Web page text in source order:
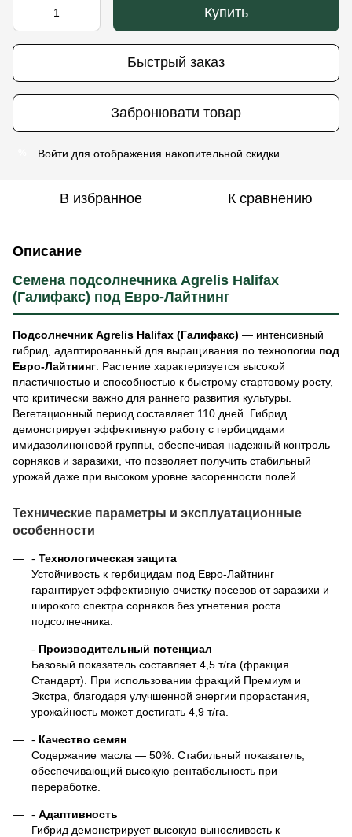
Купить
Быстрый заказ
Забронювати товар
Войти для отображения накопительной скидки
В избранное К сравнению
Описание
Семена подсолнечника Agrelis Halifax
(Галифакс) под Евро-Лайтнинг
Подсолнечник Agrelis Halifax (Галифакс) — интенсивный
гибрид, адаптированный для выращивания по технологии под
Евро-Лайтнинг . Растение характеризуется высокой
пластичностью и способностью к быстрому стартовому росту,
что критически важно для раннего развития культуры.
Вегетационный период составляет 110 дней. Гибрид
демонстрирует эффективную работу с гербицидами
имидазолиноновой группы, обеспечивая надежный контроль
сорняков и заразихи, что позволяет получить стабильный
урожай даже при высоком уровне засоренности полей.
Технические параметры и эксплуатационные
особенности
- Технологическая защита
Устойчивость к гербицидам под Евро-Лайтнинг
гарантирует эффективную очистку посевов от заразихи и
широкого спектра сорняков без угнетения роста
подсолнечника.
- Производительный потенциал
Базовый показатель составляет 4,5 т/га (фракция
Стандарт). При использовании фракций Премиум и
Экстра, благодаря улучшенной энергии прорастания,
урожайность может достигать 4,9 т/га.
- Качество семян
Содержание масла — 50%. Стабильный показатель,
обеспечивающий высокую рентабельность при
переработке.
- Адаптивность
Гибрид демонстрирует высокую выносливость к